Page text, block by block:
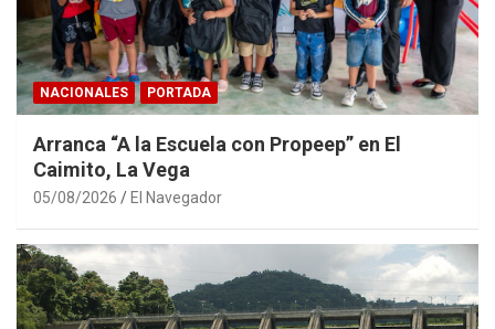
NACIONALES PORTADA
Arranca “A la Escuela con Propeep” en El
Caimito, La Vega
05/08/2026 El Navegador